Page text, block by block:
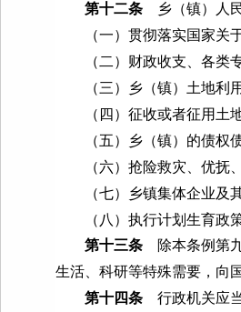
第十二条乡（镇）人民
（一）贯彻落实国家关于
（二）财政收支、各类专
（三）乡（镇）土地利用
（四）征收或者征用土地
（五）乡（镇）的债权债
（六）抢险救灾、优抚、
（七）乡镇集体企业及其
（八）执行计划生育政策
第十三条除本条例第九
生活、科研等特殊需要，向
第十四条行政机关应当